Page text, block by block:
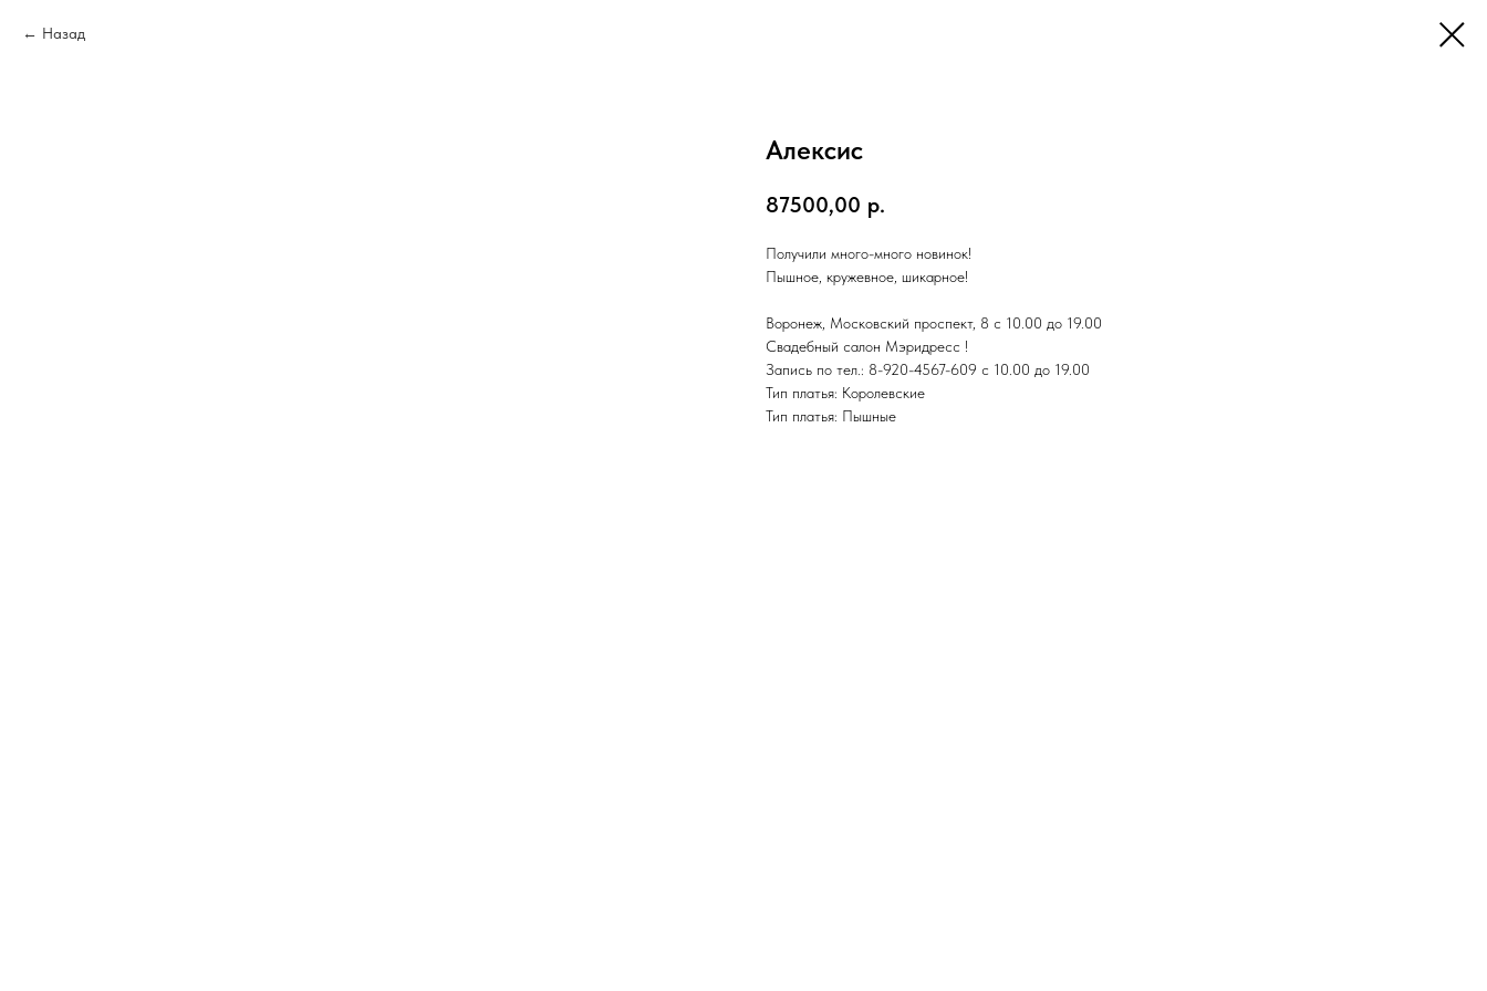
Назад
Алексис
87500,00 р.
Получили много-много новинок!
Пышное, кружевное, шикарное!
Воронеж, Московский проспект, 8 с 10.00 до 19.00
Свадебный салон Мэридресс !
Запись по тел.: 8-920-4567-609 с 10.00 до 19.00
Тип платья: Королевские
Тип платья: Пышные